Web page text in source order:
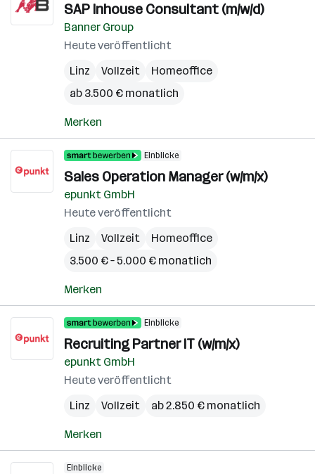
SAP Inhouse Consultant (m/w/d)
Banner Group
Heute veröffentlicht
Linz
Vollzeit
Homeoffice
ab 3.500 € monatlich
Merken
Einblicke
Sales Operation Manager (w/m/x)
epunkt GmbH
Heute veröffentlicht
Linz
Vollzeit
Homeoffice
3.500 € – 5.000 € monatlich
Merken
Einblicke
Recruiting Partner IT (w/m/x)
epunkt GmbH
Heute veröffentlicht
Linz
Vollzeit ab 2.850 € monatlich
Merken
Einblicke